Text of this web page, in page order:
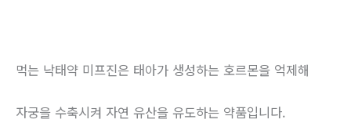
먹는 낙태약 미프진은 태아가 생성하는 호르몬을 억제해
자궁을 수축시켜 자연 유산을 유도하는 약품입니다.